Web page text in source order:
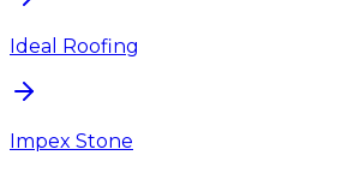
Ideal Roofing
Impex Stone